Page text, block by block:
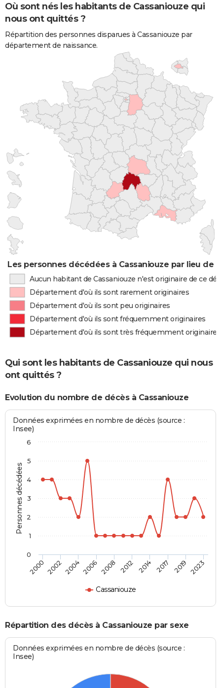
Où sont nés les habitants de Cassaniouze qui
nous ont quittés ?
Répartition des personnes disparues à Cassaniouze par
département de naissance.
Les personnes décédées à Cassaniouze par lieu de
Aucun habitant de Cassaniouze n'est originaire de ce
Département d'où ils sont rarement originaires
Département d'où ils sont peu originaires
Département d'où ils sont fréquemment originaires
Département d'où ils sont très fréquemment originaires
Qui sont les habitants de Cassaniouze qui nous
ont quittés ?
Evolution du nombre de décès à Cassaniouze
Personnes décédées
Données exprimées en nombre de décès (source :
Insee)
Cassaniouze
2000 200220042006 2008 2012 2014 2017 2019 2023
0
1
2
3
4
5
6
Répartition des décès à Cassaniouze par sexe
Données exprimées en nombre de décès (source :
Insee)